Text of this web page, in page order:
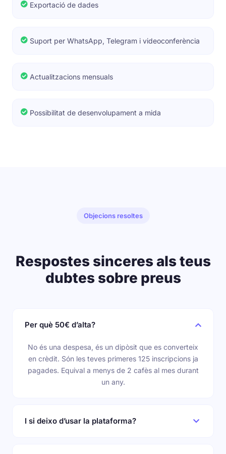
Exportació de dades
Suport per WhatsApp, Telegram i videoconferència
Actualitzacions mensuals
Possibilitat de desenvolupament a mida
Objecions resoltes
Respostes sinceres als teus
dubtes sobre preus
Per què 50€ d’alta?
No és una despesa, és un dipòsit que es converteix
en crèdit. Són les teves primeres 125 inscripcions ja
pagades. Equival a menys de 2 cafès al mes durant
un any.
I si deixo d’usar la plataforma?